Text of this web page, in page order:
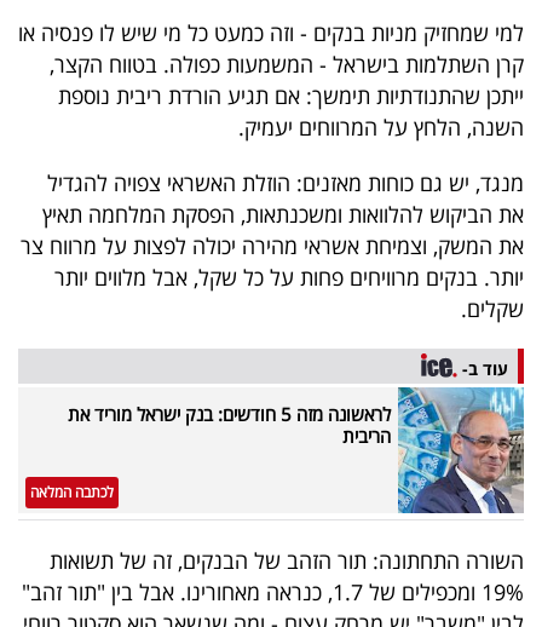
למי שמחזיק מניות בנקים - וזה כמעט כל מי שיש לו פנסיה או
קרן השתלמות בישראל - המשמעות כפולה. בטווח הקצר,
ייתכן שהתנודתיות תימשך: אם תגיע הורדת ריבית נוספת
השנה, הלחץ על המרווחים יעמיק.
מנגד, יש גם כוחות מאזנים: הוזלת האשראי צפויה להגדיל
את הביקוש להלוואות ומשכנתאות, הפסקת המלחמה תאיץ
את המשק, וצמיחת אשראי מהירה יכולה לפצות על מרווח צר
יותר. בנקים מרוויחים פחות על כל שקל, אבל מלווים יותר
שקלים.
עוד ב-
לראשונה מזה 5 חודשים: בנק ישראל מוריד את
הריבית
לכתבה המלאה
השורה התחתונה: תור הזהב של הבנקים, זה של תשואות
19% ומכפילים של 1.7, כנראה מאחורינו. אבל בין "תור זהב"